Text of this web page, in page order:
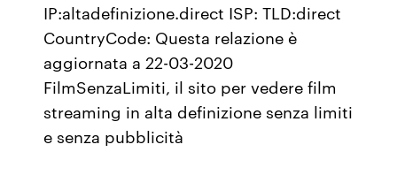
IP:altadefinizione.direct ISP: TLD:direct
CountryCode: Questa relazione è
aggiornata a 22-03-2020
FilmSenzaLimiti, il sito per vedere film
streaming in alta definizione senza limiti
e senza pubblicità